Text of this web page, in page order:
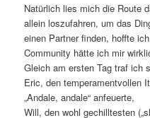
Natürlich lies mich die Route
allein loszufahren, um das
einen Partner finden, hoffte
Community hätte ich mir
Gleich am ersten Tag traf ich
Eric, den temperamentvollen
„Andale, andale“ anfeuerte,
Will, den wohl gechilltesten